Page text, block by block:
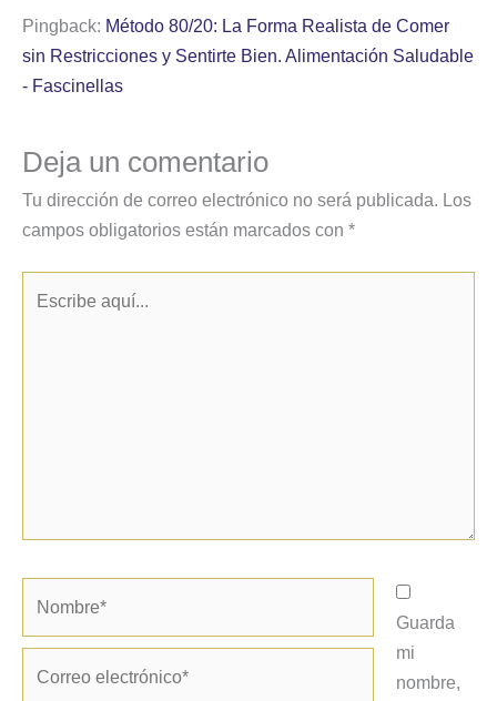
Pingback: Método 80/20: La Forma Realista de Comer
sin Restricciones y Sentirte Bien. Alimentación Saludable
- Fascinellas
Deja un comentario
Tu dirección de correo electrónico no será publicada. Los
campos obligatorios están marcados con *
Guarda
mi
nombre,